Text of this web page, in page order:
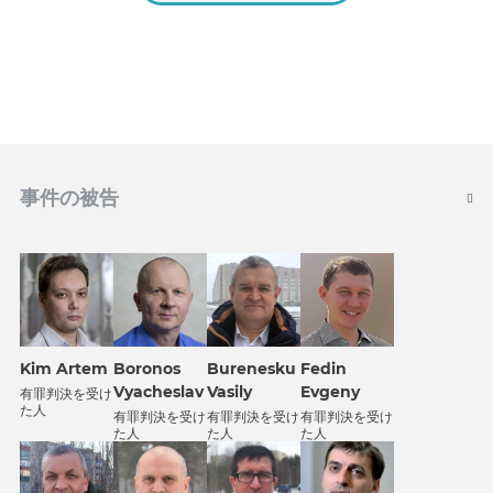
事件の被告
Kim Artem
有罪判決を受け
た人
Boronos
Vyacheslav
有罪判決を受け
た人
Burenesku
Vasily
有罪判決を受け
た人
Fedin
Evgeny
有罪判決を受け
た人